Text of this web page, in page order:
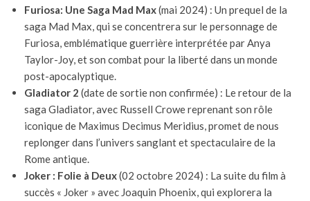
Furiosa: Une Saga Mad Max(mai 2024) : Un prequel de la
saga Mad Max, qui se concentrera sur le personnage de
Furiosa, emblématique guerrière interprétée par Anya
Taylor-Joy, et son combat pour la liberté dans un monde
post-apocalyptique.
Gladiator 2 (date de sortie non confirmée) : Le retour de la
saga Gladiator, avec Russell Crowe reprenant son rôle
iconique de Maximus Decimus Meridius, promet de nous
replonger dans l’univers sanglant et spectaculaire de la
Rome antique.
Joker : Folie à Deux(02 octobre 2024) : La suite du film à
succès « Joker » avec Joaquin Phoenix, qui explorera la